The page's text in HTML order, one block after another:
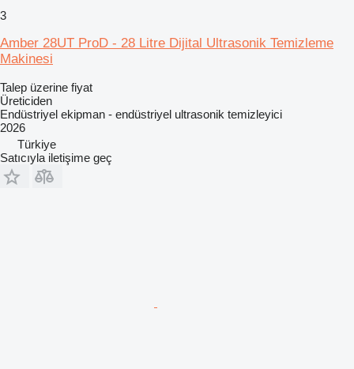
3
Amber 28UT ProD - 28 Litre Dijital Ultrasonik Temizleme
Makinesi
Talep üzerine fiyat
Üreticiden
Endüstriyel ekipman - endüstriyel ultrasonik temizleyici
2026
Türkiye
Satıcıyla iletişime geç